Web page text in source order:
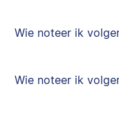
Wie noteer ik
Wie noteer ik